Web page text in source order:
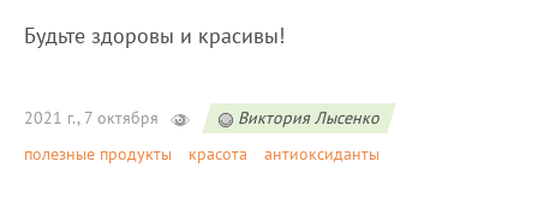
Будьте здоровы и красивы!
2021 г., 7 октября
Виктория Лысенко
полезные продукты
красота антиоксиданты